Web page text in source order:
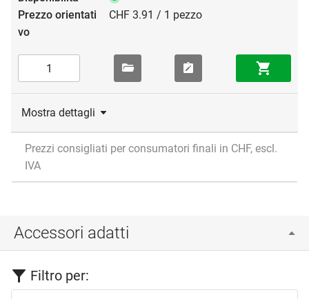
CHF 3.91 / 1 pezzo
Mostra dettagli
Prezzi consigliati per consumatori finali in CHF, escl.
IVA
Accessori adatti
Filtro per: